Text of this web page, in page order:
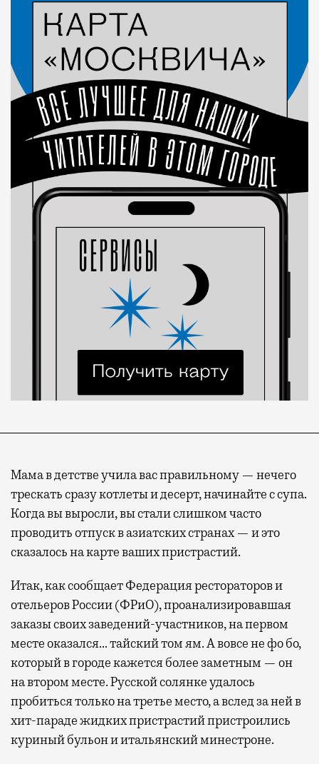
Мама в детстве учила вас правильному — нечего
трескать сразу котлеты и десерт, начинайте с супа.
Когда вы выросли, вы стали слишком часто
проводить отпуск в азиатских странах — и это
сказалось на карте ваших пристрастий.
Итак, как сообщает Федерация рестораторов и
отельеров России (ФРиО), проанализировавшая
заказы своих заведений-участников, на первом
месте оказался… тайский том ям. А вовсе не фо бо,
который в городе кажется более заметным — он
на втором месте. Русской солянке удалось
пробиться только на третье место, а вслед за ней в
хит-параде жидких пристрастий пристроились
куриный бульон и итальянский минестроне.